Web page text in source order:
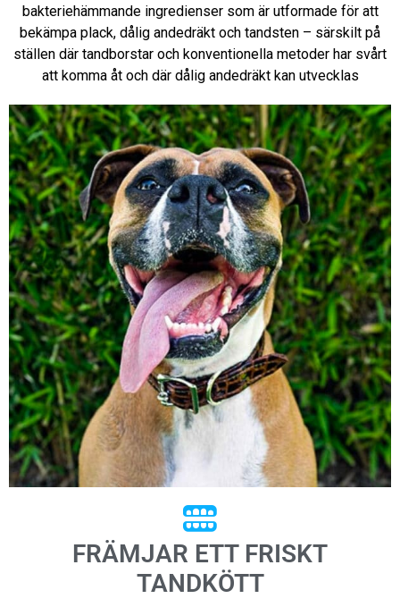
bakteriehämmande ingredienser som är utformade för att
bekämpa plack, dålig andedräkt och tandsten – särskilt på
ställen där tandborstar och konventionella metoder har svårt
att komma åt och där dålig andedräkt kan utvecklas
FRÄMJAR ETT FRISKT
TANDKÖTT